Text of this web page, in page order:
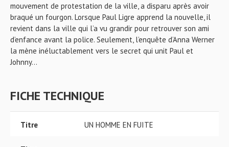
mouvement de protestation de la ville, a disparu après avoir
braqué un fourgon. Lorsque Paul Ligre apprend la nouvelle, il
revient dans la ville qui l’a vu grandir pour retrouver son ami
d’enfance avant la police. Seulement, l’enquête d’Anna Werner
la mène inéluctablement vers le secret qui unit Paul et
Johnny…
FICHE TECHNIQUE
Titre UN HOMME EN FUITE